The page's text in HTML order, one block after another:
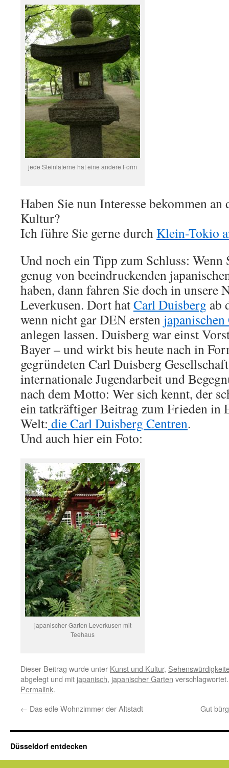
jede Steinlaterne hat eine andere Form
Haben Sie nun Interesse bekommen an
Kultur?
Ich führe Sie gerne durch Klein-Tokio
Und noch ein Tipp zum Schluss:
genug von beeindruckenden
haben, dann fahren Sie doch in unsere
Leverkusen. Dort hatCarl Duisberg ab
wenn nicht gar DEN ersten
anlegen lassen. Duisberg war einst
Bayer – und wirkt bis heute nach in
gegründeten Carl Duisberg
internationale Jugendarbeit und
nach dem Motto: Wer sich kennt, der
ein tatkräftiger Beitrag zum Frieden in
Welt: die Carl Duisberg Centren.
Und auch hier ein Foto:
japanischer Garten Leverkusen mit
Teehaus
Dieser Beitrag wurde unter Kunst und Kultur,
abgelegt und mit japanisch, japanischer Garten
Permalink.
← Das edle Wohnzimmer der Altstadt Gut
Düsseldorf entdecken